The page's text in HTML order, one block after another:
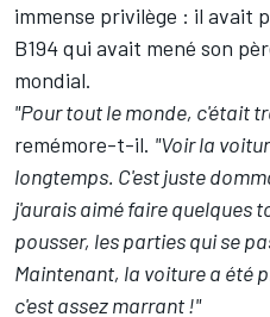
immense privilège : il avait
B194 qui avait mené son
mondial.
"Pour tout le monde, c'était
remémore-t-il. "Voir la
longtemps. C'est juste
j'aurais aimé faire quelques
pousser, les parties qui se
Maintenant, la voiture a été
c'est assez marrant !"